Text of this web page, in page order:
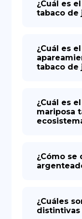
¿Cuál es
tabaco de
¿Cuál es
tabaco de
¿Cuál es
mariposa
¿Cómo
¿Cuáles
distintivas